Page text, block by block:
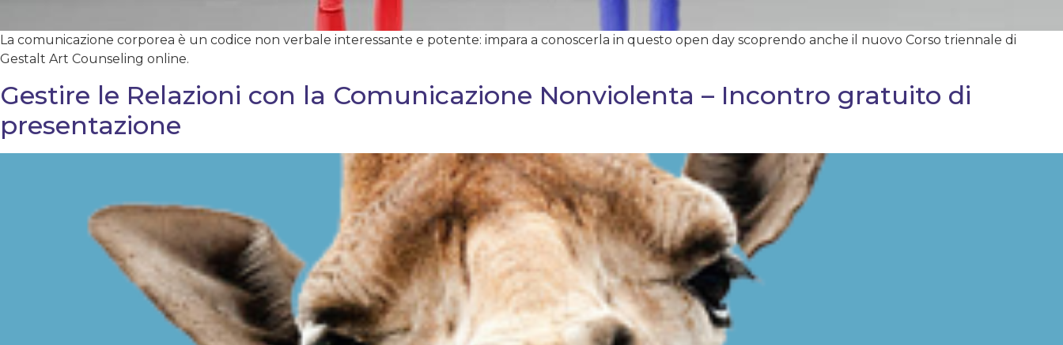
La comunicazione corporea è un codice non verbale interessante e potente: impara a conoscerla in questo open day scoprendo anche il nuovo Corso triennale di
Gestalt Art Counseling online.
Gestire le Relazioni con la Comunicazione Nonviolenta – Incontro gratuito di
presentazione